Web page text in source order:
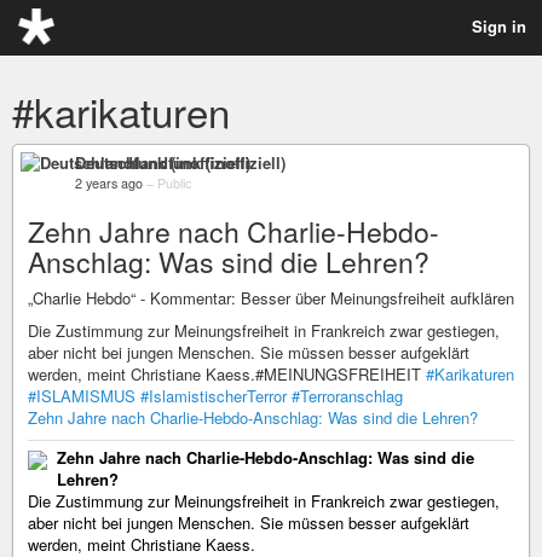
Sign in
#karikaturen
Deutschlandfunk (inoffiziell)
2 years ago – Public
Zehn Jahre nach Charlie-Hebdo-
Anschlag: Was sind die Lehren?
„Charlie Hebdo“ - Kommentar: Besser über Meinungsfreiheit aufklären
Die Zustimmung zur Meinungsfreiheit in Frankreich zwar gestiegen,
aber nicht bei jungen Menschen. Sie müssen besser aufgeklärt
werden, meint Christiane Kaess.#MEINUNGSFREIHEIT #Karikaturen
#ISLAMISMUS #IslamistischerTerror #Terroranschlag
Zehn Jahre nach Charlie-Hebdo-Anschlag: Was sind die Lehren?
Zehn Jahre nach Charlie-Hebdo-Anschlag: Was sind die
Lehren?
Die Zustimmung zur Meinungsfreiheit in Frankreich zwar gestiegen,
aber nicht bei jungen Menschen. Sie müssen besser aufgeklärt
werden, meint Christiane Kaess.